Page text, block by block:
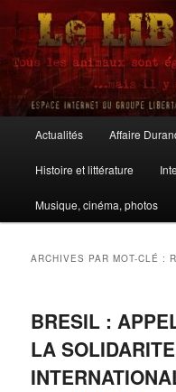
Aller
contenu
principal
Aller
contenu
secondaire
Le Libertaire
principal
Actualités Affaire
Histoire et littérature
Musique, cinéma, photos
ARCHIVES PAR MOT-CLÉ :
BRESIL :
LA SOLIDARITE